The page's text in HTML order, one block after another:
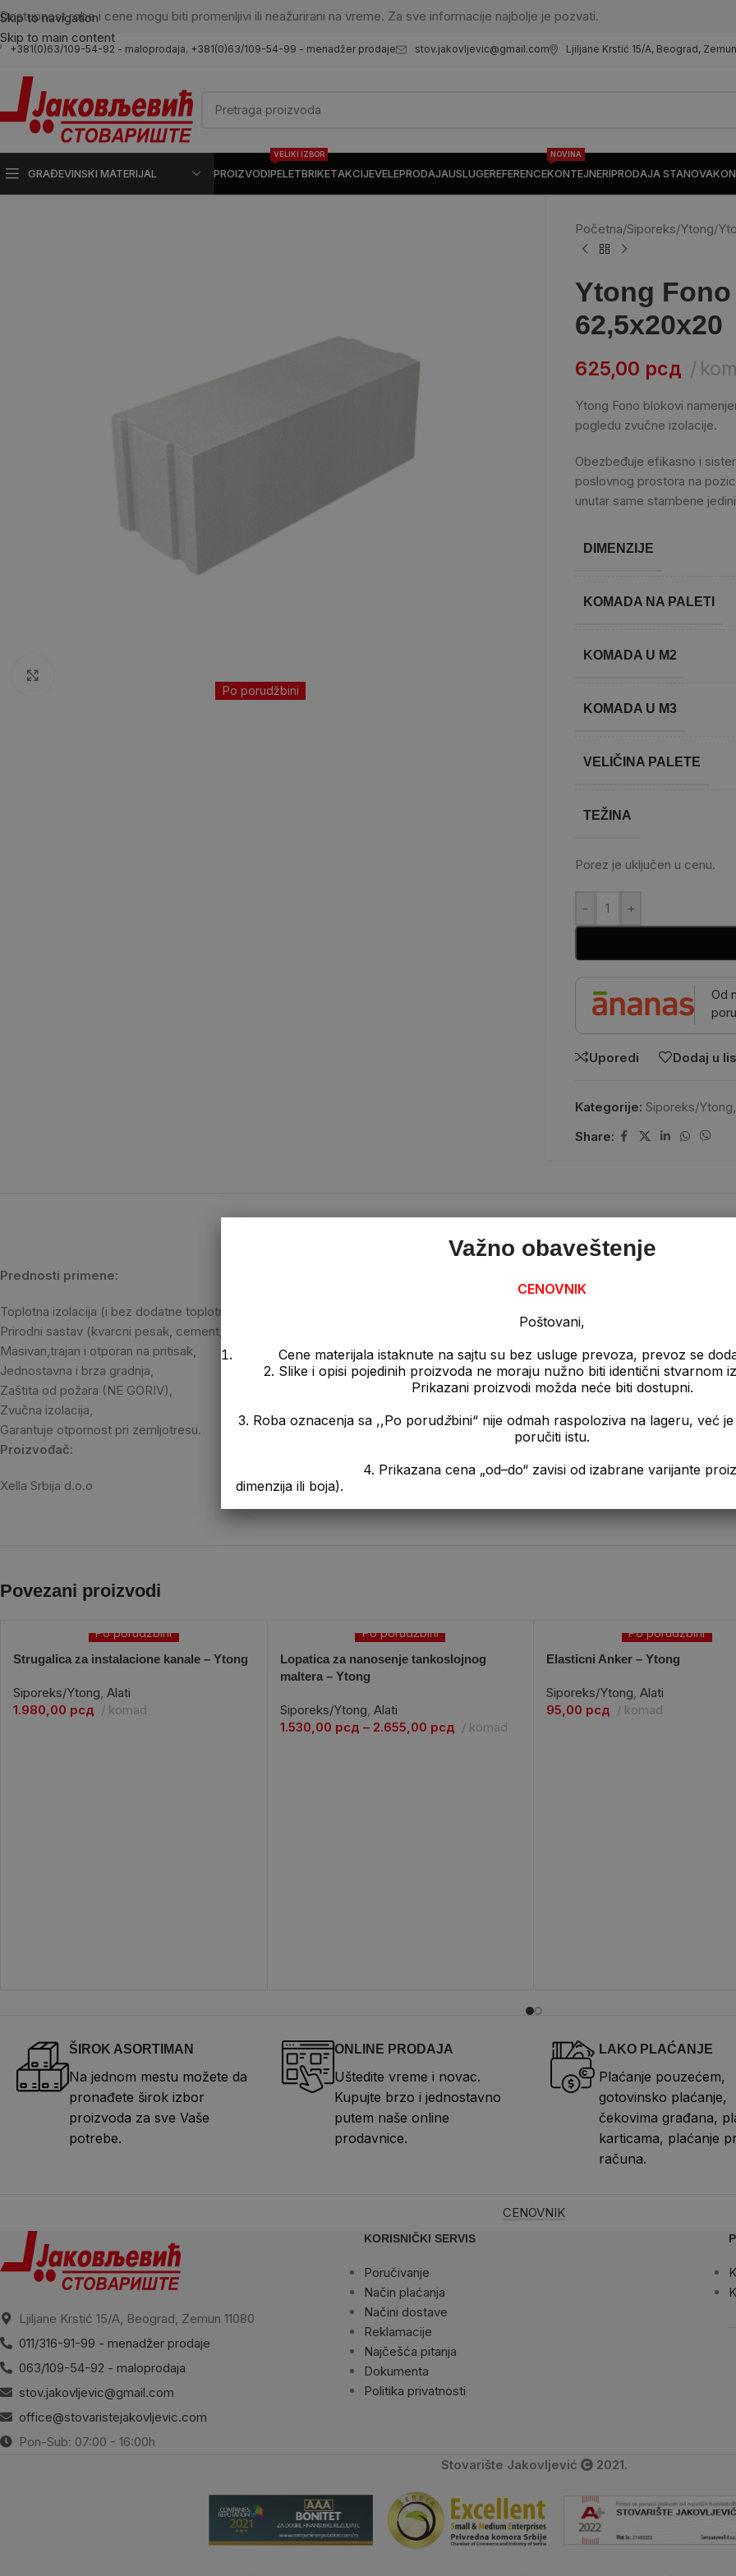
Skip to navigation
Skip to main content
Dostupnost robe i cene mogu biti promenljivi ili neažurirani na vreme. Za sve informacije najbolje je pozvati.
+381(0)63/109-54-92 - maloprodaja, +381(0)63/109-54-99 - menadžer prodaje stov.jakovljevic@gmail.com Ljiljane Krstić 15/A, Beograd, Zemun
GRAĐEVINSKI MATERIJAL PROIZVODIPELET
VELIKI IZBOR
BRIKETAKCIJEVELEPRODAJAUSLUGEREFERENCEKONTEJNERI
NOVINA
PRODAJA STANOVA
Po porudžbini
Početna/Siporeks/Ytong/
Ytong Fono
62,5x20x20
625,00 рсд kom
Ytong Fono blokovi
pogledu zvučne izolacije.
Obezbeđuje efikasno i
poslovnog prostora na
unutar same stambene
DIMENZIJE
KOMADA NA PALETI
KOMADA U M2
KOMADA U M3
VELIČINA PALETE
TEŽINA
Porez je uključen u cenu.
- +
Od
Uporedi Dodaj u
Kategorije: Siporeks/Ytong,
Share:
Prednosti primene:
Toplotna izolacija (i bez dodatne toplotne izolacije Vaša je kuća optimalno izolovana),
Prirodni sastav (kvarcni pesak, cement, kreč i gips),
Masivan,trajan i otporan na pritisak,
Jednostavna i brza gradnja,
Zaštita od požara (NE GORIV),
Zvučna izolacija,
Garantuje otpornost pri zemljotresu.
Proizvođač:
Xella Srbija d.o.o
Povezani proizvodi
Po porudžbini
Strugalica za instalacione kanale – Ytong
Siporeks/Ytong, Alati
1.980,00 рсд komad
Po porudžbini
Lopatica za nanosenje tankoslojnog
maltera – Ytong
Siporeks/Ytong, Alati
1.530,00 рсд – 2.655,00 рсд komad
Po porudžbini
Elasticni Anker – Ytong
Siporeks/Ytong, Alati
95,00 рсд komad
ŠIROK ASORTIMAN
Na jednom mestu možete da
pronađete širok izbor
proizvoda za sve Vaše
potrebe.
ONLINE PRODAJA
Uštedite vreme i novac.
Kupujte brzo i jednostavno
putem naše online
prodavnice.
LAKO PLAĆANJE
Plaćanje pouzećem,
gotovinsko plaćanje,
čekovima građana,
karticama, plaćanje
računa.
CENOVNIK
Ljiljane Krstić 15/A, Beograd, Zemun 11080
011/316-91-99 - menadžer prodaje
063/109-54-92 - maloprodaja
stov.jakovljevic@gmail.com
office@stovaristejakovljevic.com
Pon-Sub: 07:00 - 16:00h
KORISNIČKI SERVIS
Poručivanje
Način plaćanja
Načini dostave
Reklamacije
Najčešća pitanja
Dokumenta
Politika privatnosti
Stovarište Jakovljević 2021.
Važno obaveštenje
CENOVNIK
Poštovani,
Cene materijala istaknute na sajtu su bez usluge prevoza, prevoz se
2. Slike i opisi pojedinih proizvoda ne moraju nužno biti identični stvarnom
Prikazani proizvodi možda neće biti dostupni.
3. Roba oznacenja sa ,,Po porudžbini“ nije odmah raspoloziva na lageru, već
poručiti istu.
4. Prikazana cena „od–do“ zavisi od izabrane varijante
dimenzija ili boja).